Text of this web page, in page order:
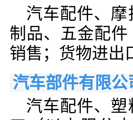
汽车配件、
制品、五金配
销售；货物进出
汽车部件有限公
汽车配件、